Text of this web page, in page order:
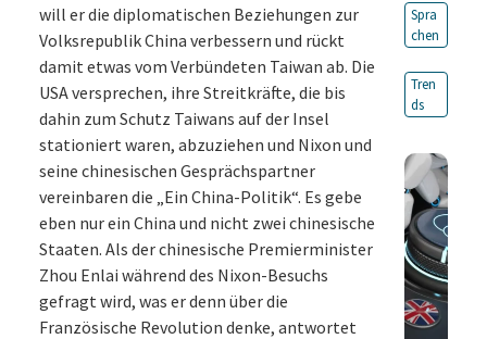
will er die diplomatischen Beziehungen zur
Volksrepublik China verbessern und rückt
damit etwas vom Verbündeten Taiwan ab. Die
USA versprechen, ihre Streitkräfte, die bis
dahin zum Schutz Taiwans auf der Insel
stationiert waren, abzuziehen und Nixon und
seine chinesischen Gesprächspartner
vereinbaren die „Ein China-Politik“. Es gebe
eben nur ein China und nicht zwei chinesische
Staaten. Als der chinesische Premierminister
Zhou Enlai während des Nixon-Besuchs
gefragt wird, was er denn über die
Französische Revolution denke, antwortet
Spra
chen
Tren
ds